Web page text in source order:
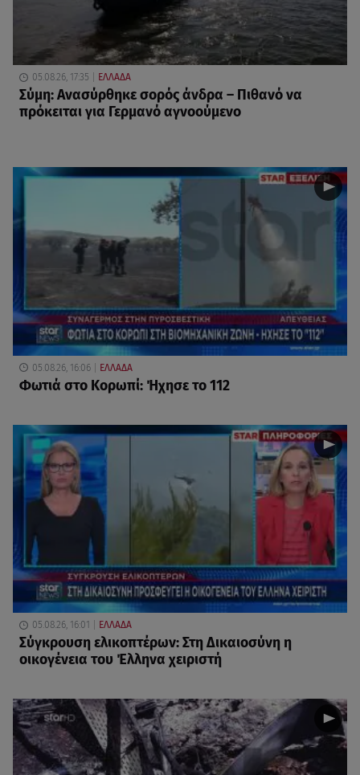
05.08.26, 17:35 ΕΛΛΑΔΑ
Σύμη: Ανασύρθηκε σορός άνδρα – Πιθανό να
πρόκειται για Γερμανό αγνοούμενο
05.08.26, 16:06 ΕΛΛΑΔΑ
Φωτιά στο Κορωπί: Ήχησε το 112
05.08.26, 16:01 ΕΛΛΑΔΑ
Σύγκρουση ελικοπτέρων: Στη Δικαιοσύνη η
οικογένεια του Έλληνα χειριστή